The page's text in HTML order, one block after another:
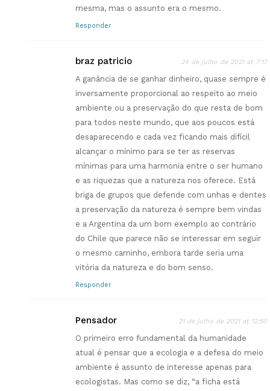
mesma, mas o assunto era o mesmo.
Responder
braz patricio 24 de julho de 2021 at 7:17
A ganância de se ganhar dinheiro, quase sempre é
inversamente proporcional ao respeito ao meio
ambiente ou a preservação do que resta de bom
para todos neste mundo, que aos poucos está
desaparecendo e cada vez ficando mais difícil
alcançar o mínimo para se ter as reservas
mínimas para uma harmonia entre o ser humano
e as riquezas que a natureza nos oferece. Está
briga de grupos que defende com unhas e dentes
a preservação da natureza é sempre bem vindas
e a Argentina da um bom exemplo ao contrário
do Chile que parece não se interessar em seguir
o mesmo caminho, embora tarde seria uma
vitória da natureza e do bom senso.
Responder
Pensador 21 de julho de 2021 at 12:50
O primeiro erro fundamental da humanidade
atual é pensar que a ecologia e a defesa do meio
ambiente é assunto de interesse apenas para
ecologistas. Mas como se diz, “a ficha está